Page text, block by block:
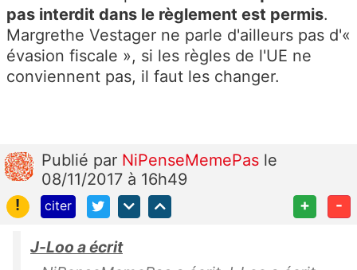
pas interdit dans le règlement est permis.
Margrethe Vestager ne parle d'ailleurs pas d'«
évasion fiscale », si les règles de l'UE ne
conviennent pas, il faut les changer.
Publié par NiPenseMemePas le
08/11/2017 à 16h49
!
citer + -
J-Loo a écrit